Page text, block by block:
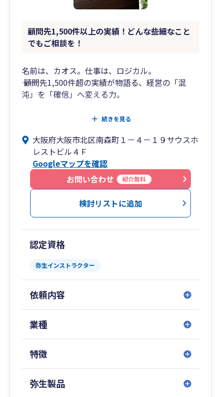
顧問先1,500件以上の実績！どんな些細なこと
でもご相談を！
名前は、カオス。仕事は、ロジカル。
―― 顧問先1,500件超の実績が物語る、経営の「混
沌」を「確信」へ変える力。
「税理士法人カオス」という名前に驚かれるかも
私たちが目指すのは、経営者が直面する複雑で不
透明な「混沌（カオス）」を、緻密な分析と論理
（ロジカル）によって整理し、成長への明快なロ
ードマップを描くことです。
【南森町駅1分】弥生会計の導入から、外部専門
家との連携まで。経営の「困った」をワンストッ
法律、登記……。
税理士法人カオスは、それら全ての窓口となり、
経営者様が本業に専念できる環境を提供します。
【私たちが選ばれる理由】
・弥生製品のプロが並走： 「導入したけれど不
安」「もっと効率化したい」という方へ。弥生製
品を熟知したスタッフが、操作方法から活用のコ
ツまで親身にサポートします。
・税務×労務の相乗効果： グループ内に社労士法
人が在籍。給与計算や社会保険などのバックオフ
ィス全体を統合的に支えられるのが私たちの大き
な強みです。
続きを見る
大阪府大阪市北区南森町１－４－１９サウスホ
レストビル４Ｆ
Googleマップを確認
お問い合わせ
紹介無料
検討リストに追加
認定資格
弥生インストラクター
依頼内容
業種
特徴
弥生製品